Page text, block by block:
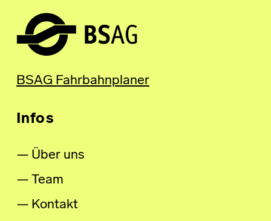
BSAG Fahrbahnplaner
Infos
Über uns
Team
Kontakt